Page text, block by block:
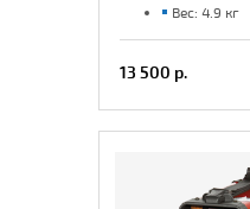
Вес: 4.9 кг
13 500 р.